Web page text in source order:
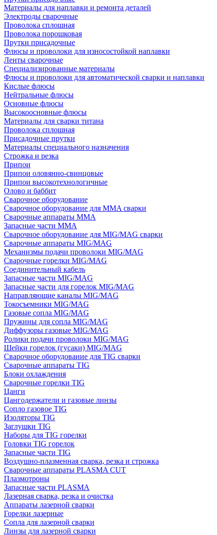
Материалы для наплавки и ремонта деталей
Электроды сварочные
Проволока сплошная
Проволока порошковая
Прутки присадочные
Флюсы и проволоки для износостойкой наплавки
Ленты сварочные
Специализированные материалы
Флюсы и проволоки для автоматической сварки и наплавки
Кислые флюсы
Нейтральные флюсы
Основные флюсы
Высокоосновные флюсы
Материалы для сварки титана
Проволока сплошная
Присадочные прутки
Материалы специального назначения
Строжка и резка
Припои
Припои оловянно-свинцовые
Припои высокотехнологичные
Олово и баббит
Сварочное оборудование
Сварочное оборудование для MMA сварки
Сварочные аппараты MMA
Запасные части MMA
Сварочное оборудование для MIG/MAG сварки
Сварочные аппараты MIG/MAG
Механизмы подачи проволоки MIG/MAG
Сварочные горелки MIG/MAG
Соединительный кабель
Запасные части MIG/MAG
Запасные части для горелок MIG/MAG
Направляющие каналы MIG/MAG
Токосъемники MIG/MAG
Газовые сопла MIG/MAG
Пружины для сопла MIG/MAG
Диффузоры газовые MIG/MAG
Ролики подачи проволоки MIG/MAG
Шейки горелок (гусаки) MIG/MAG
Сварочное оборудование для TIG сварки
Сварочные аппараты TIG
Блоки охлаждения
Сварочные горелки TIG
Цанги
Цангодержатели и газовые линзы
Сопло газовое TIG
Изоляторы TIG
Заглушки TIG
Наборы для TIG горелки
Головки TIG горелок
Запасные части TIG
Воздушно-плазменная сварка, резка и строжка
Сварочные аппараты PLASMA CUT
Плазмотроны
Запасные части PLASMA
Лазерная сварка, резка и очистка
Аппараты лазерной сварки
Горелки лазерные
Сопла для лазерной сварки
Линзы для лазерной сварки